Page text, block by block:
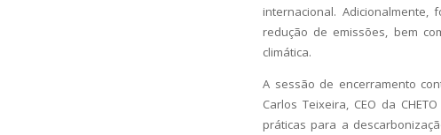
internacional.
redução de emissões, bem
climática.
A sessão de encerramento
Carlos Teixeira, CEO da
práticas para a